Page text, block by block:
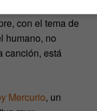
esa parte de
con el tema de
humano, no
canción, está
Mercurio, un